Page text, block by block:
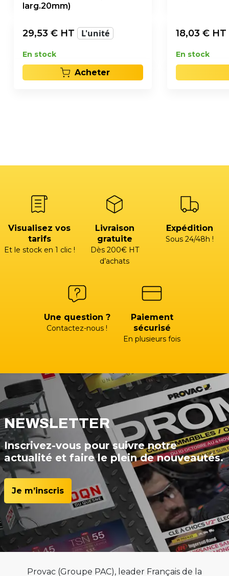
larg.20mm)
29,53 € HT L'unité
En stock
Acheter
18,03 € HT
En stock
Visualisez vos
tarifs
Et le stock en 1 clic !
Livraison
gratuite
Dès 200€ HT
d’achats
Expédition
Sous 24/48h !
Une question ?
Contactez-nous !
Paiement
sécurisé
En plusieurs fois
NEWSLETTER
Inscrivez-vous pour suivre notre
actualité et faire le plein de nouveautés.
Je m’inscris
Provac (Groupe PAC), leader Français de la